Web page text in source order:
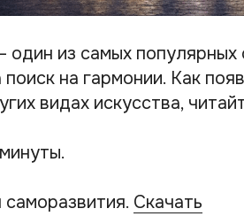
один из самых популярных
на гармонии. Как
видах искусства,
Скачать